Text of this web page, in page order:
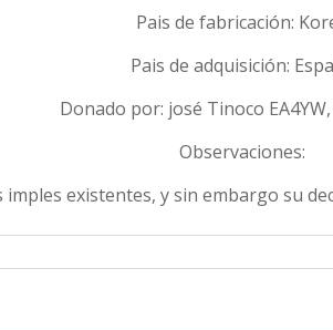
Pais de fabricación:
Pais de adquisición:
Donado por: josé Tinoco
Observaciones:
imples existentes, y sin embargo su